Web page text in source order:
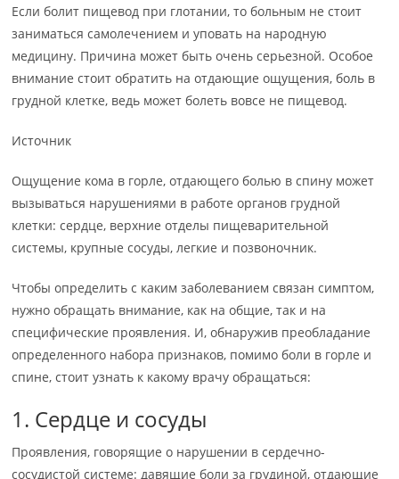
Если болит пищевод при глотании, то больным не стоит
заниматься самолечением и уповать на народную
медицину. Причина может быть очень серьезной. Особое
внимание стоит обратить на отдающие ощущения, боль в
грудной клетке, ведь может болеть вовсе не пищевод.
Источник
Ощущение кома в горле, отдающего болью в спину может
вызываться нарушениями в работе органов грудной
клетки: сердце, верхние отделы пищеварительной
системы, крупные сосуды, легкие и позвоночник.
Чтобы определить с каким заболеванием связан симптом,
нужно обращать внимание, как на общие, так и на
специфические проявления. И, обнаружив преобладание
определенного набора признаков, помимо боли в горле и
спине, стоит узнать к какому врачу обращаться:
1. Сердце и сосуды
Проявления, говорящие о нарушении в сердечно-
сосудистой системе: давящие боли за грудиной, отдающие